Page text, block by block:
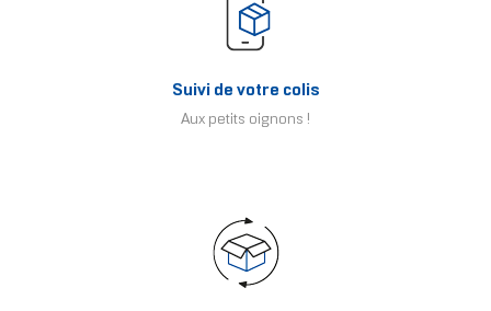
Suivi de votre colis
Aux petits oignons !